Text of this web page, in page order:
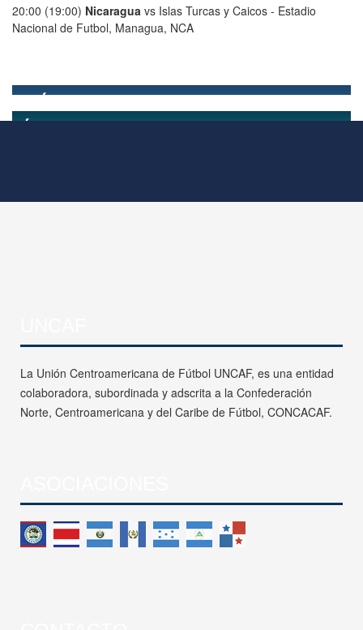
20:00 (19:00) Nicaragua vs Islas Turcas y Caicos - Estadio
Nacional de Futbol, Managua, NCA
La Unión Centroamericana de Fútbol UNCAF, es una entidad
colaboradora, subordinada y adscrita a la Confederación
Norte, Centroamericana y del Caribe de Fútbol, CONCACAF.